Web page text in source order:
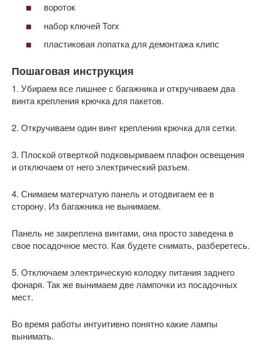
вороток
набор ключей Torx
пластиковая лопатка для демонтажа клипс
Пошаговая инструкция
1. Убираем все лишнее с багажника и откручиваем два
винта крепления крючка для пакетов.
2. Откручиваем один винт крепления крючка для сетки.
3. Плоской отверткой подковыриваем плафон освещения
и отключаем от него электрический разъем.
4. Снимаем матерчатую панель и отодвигаем ее в
сторону. Из багажника не вынимаем.
Панель не закреплена винтами, она просто заведена в
свое посадочное место. Как будете снимать, разберетесь.
5. Отключаем электрическую колодку питания заднего
фонаря. Так же вынимаем две лампочки из посадочных
мест.
Во время работы интуитивно понятно какие лампы
вынимать.